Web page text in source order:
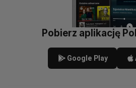
Pobierz aplikację
Google Play